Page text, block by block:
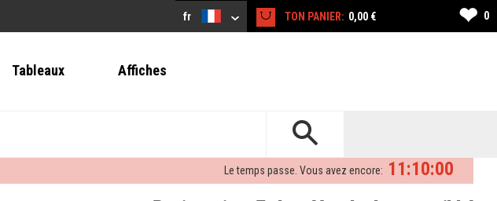
fr TON PANIER: 0,00 € ❤ 0
Tableaux Affiches
11:09:59
Le temps passe. Vous avez encore: